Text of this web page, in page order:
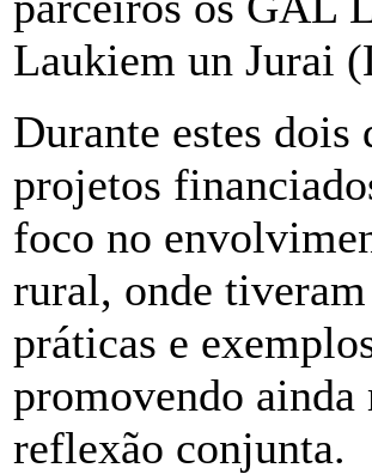
Laukiem un Jurai
Durante estes dois
projetos
foco no
rural, onde
práticas e
promovendo ainda
reflexão conjunta.